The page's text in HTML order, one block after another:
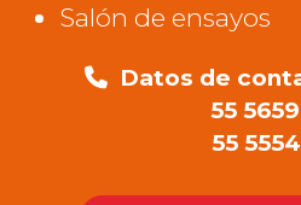
Salón de ensayos
Datos de
55
55